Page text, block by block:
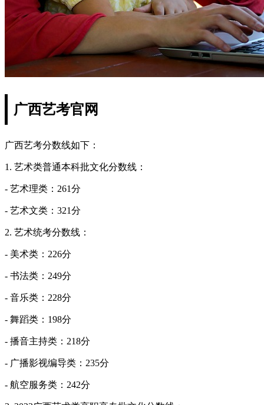
广西艺考官网
广西艺考分数线如下：
1. 艺术类普通本科批文化分数线：
- 艺术理类：261分
- 艺术文类：321分
2. 艺术统考分数线：
- 美术类：226分
- 书法类：249分
- 音乐类：228分
- 舞蹈类：198分
- 播音主持类：218分
- 广播影视编导类：235分
- 航空服务类：242分